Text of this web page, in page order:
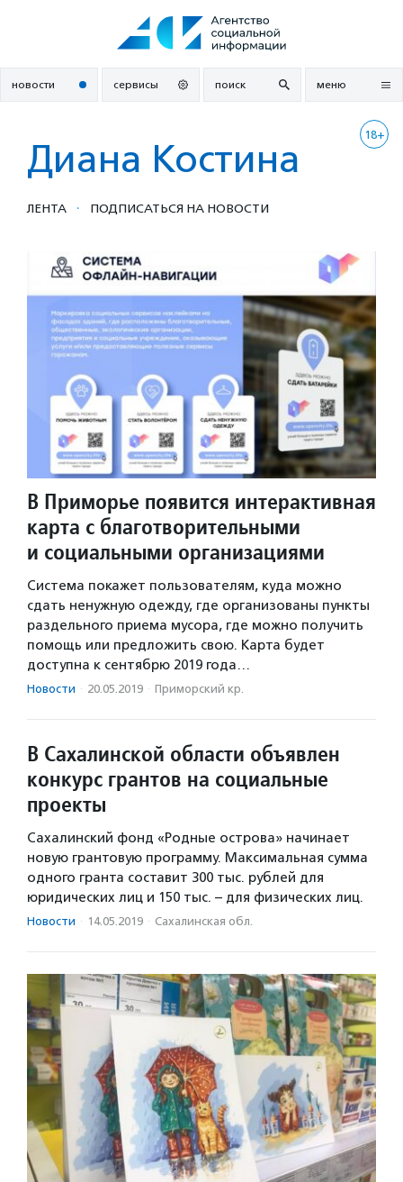
новости сервисы поиск меню
18+
Диана Костина
ЛЕНТА · ПОДПИСАТЬСЯ НА НОВОСТИ
В Приморье появится интерактивная
карта с благотворительными
и социальными организациями
Система покажет пользователям, куда можно
сдать ненужную одежду, где организованы пункты
раздельного приема мусора, где можно получить
помощь или предложить свою. Карта будет
доступна к сентябрю 2019 года…
Новости · 20.05.2019 · Приморский кр.
В Сахалинской области объявлен
конкурс грантов на социальные
проекты
Сахалинский фонд «Родные острова» начинает
новую грантовую программу. Максимальная сумма
одного гранта составит 300 тыс. рублей для
юридических лиц и 150 тыс. – для физических лиц.
Новости · 14.05.2019 · Сахалинская обл.